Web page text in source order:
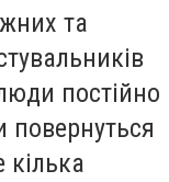
та
постійно
повернуться
кілька